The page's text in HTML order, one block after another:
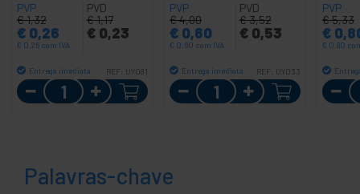
PVP
€1,32
€ 0,26
€ 0,26 com IVA
PVD
€1,17
€0,23
Entrega imediata REF: UY081
Quantidade
PVP
€4,00
€ 0,60
€ 0,60 com IVA
PVD
€3,52
€0,53
Entrega imediata REF: UY033
Quantidade
PVP
€5,33
€
€ 0,80
Palavras-chave